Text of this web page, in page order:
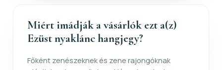
Miért imádják a vásárlók ezt a(z)
Ezüst nyaklánc hangjegy?
Főként zenészeknek és zene rajongóknak